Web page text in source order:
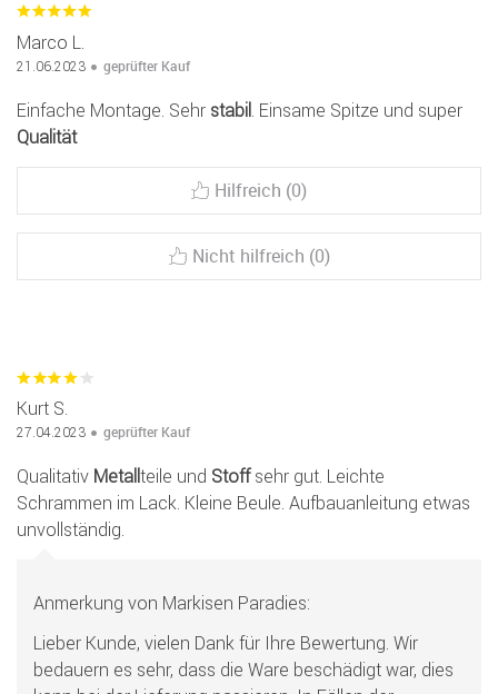
Marco L.
21.06.2023 geprüfter Kauf
Einfache Montage. Sehr stabil . Einsame Spitze und super
Qualität
Hilfreich (0)
Nicht hilfreich (0)
Kurt S.
27.04.2023 geprüfter Kauf
Qualitativ Metall teile und Stoffsehr gut. Leichte
Schrammen im Lack. Kleine Beule. Aufbauanleitung etwas
unvollständig.
Anmerkung von Markisen Paradies:
Lieber Kunde, vielen Dank für Ihre Bewertung. Wir
bedauern es sehr, dass die Ware beschädigt war, dies